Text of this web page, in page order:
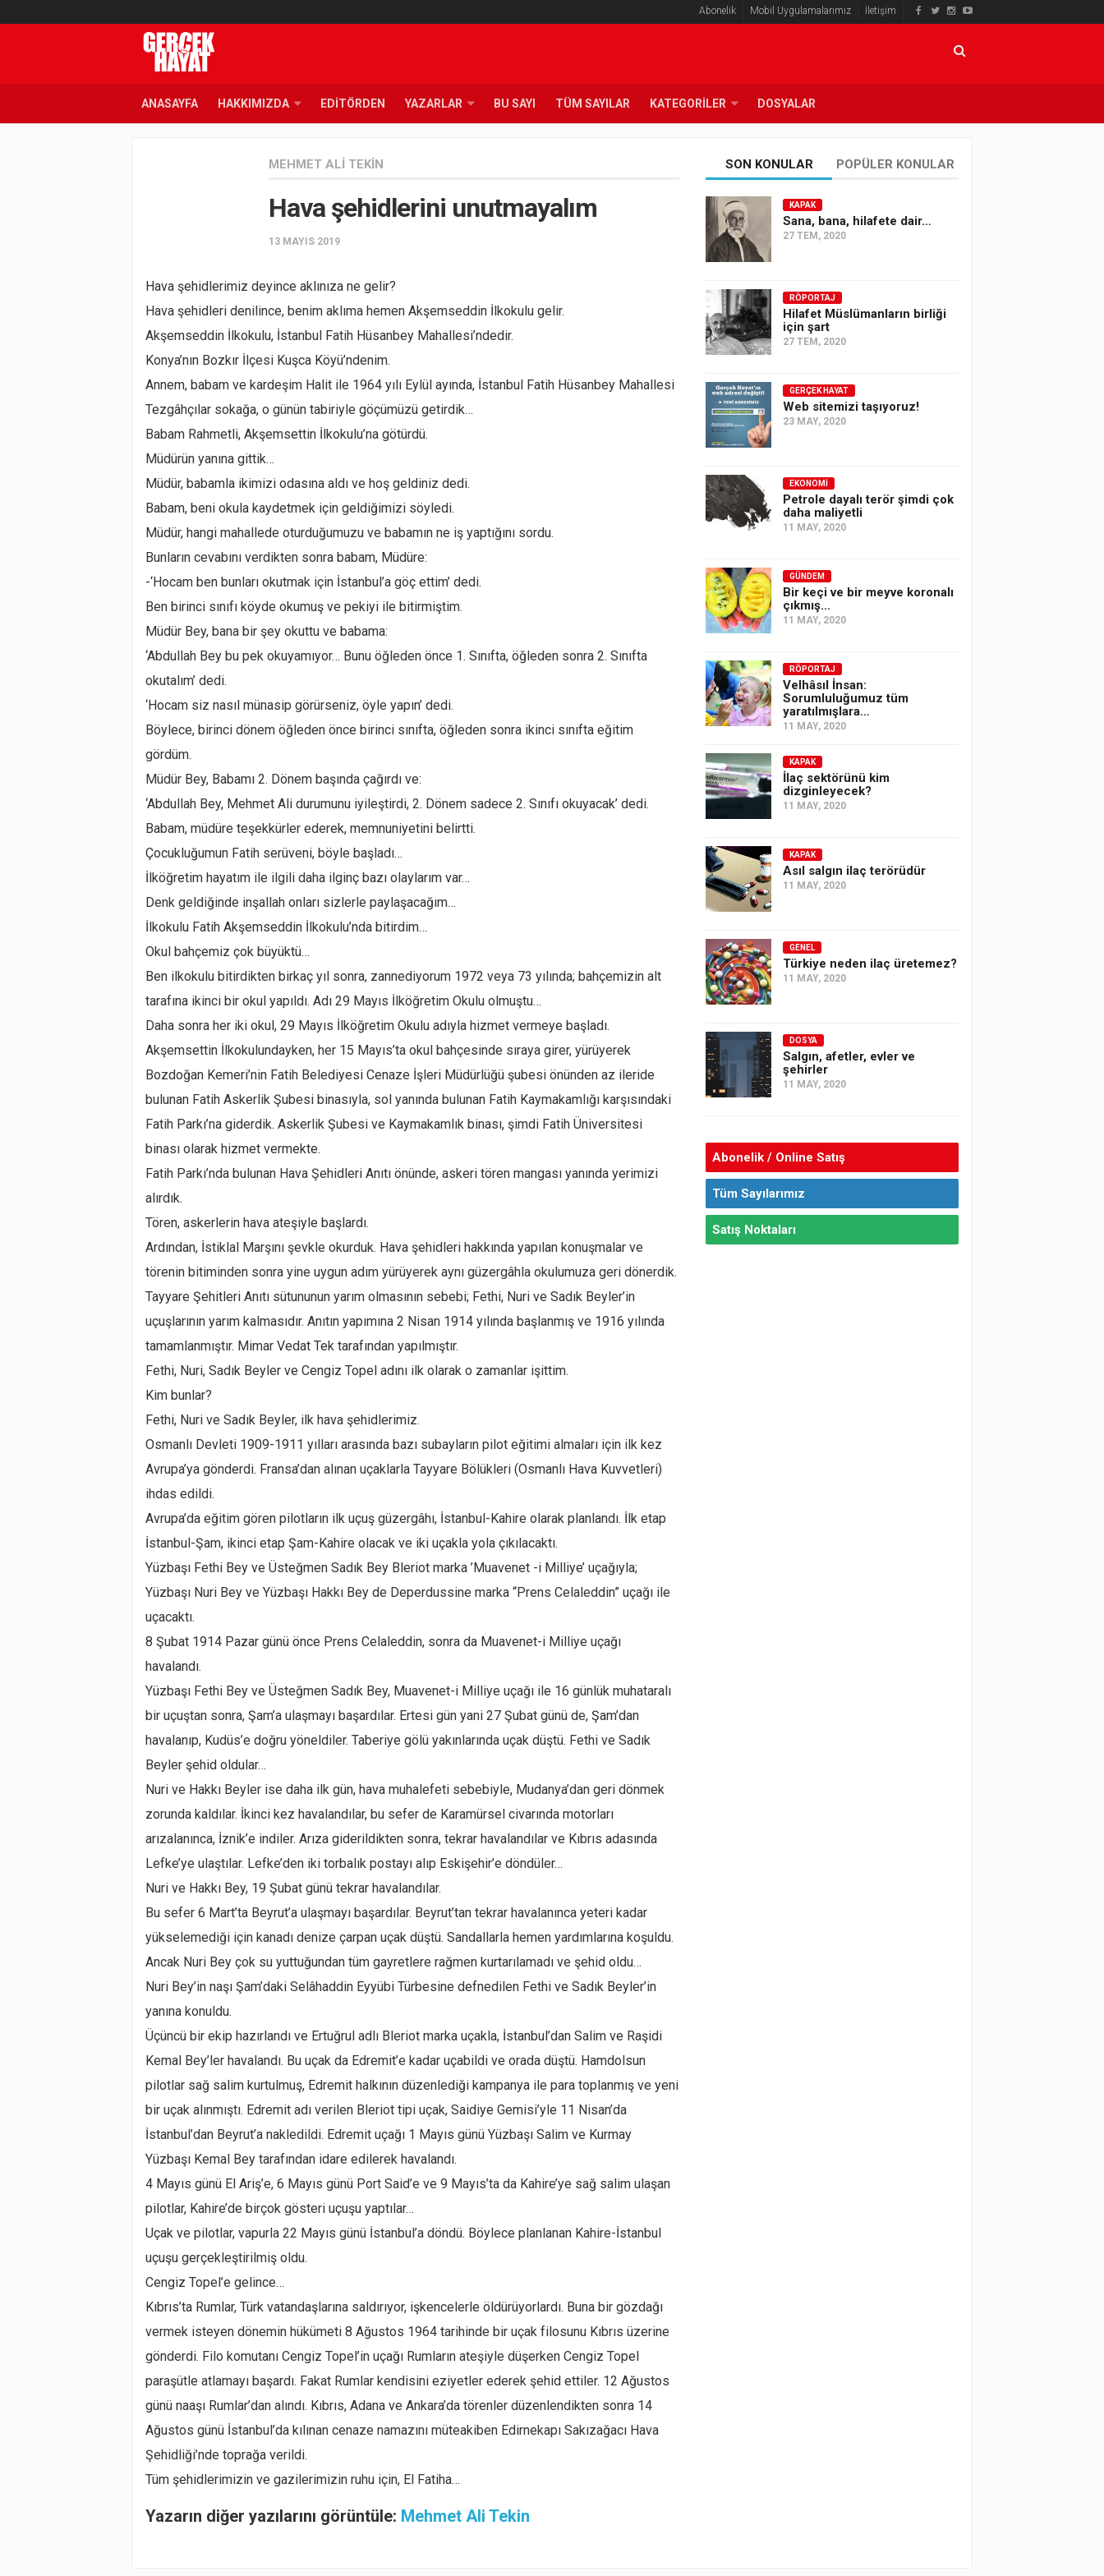
Abonelik Mobil Uygulamalarımız İletişim
ANASAYFA HAKKIMIZDA EDITÖRDEN YAZARLAR BU SAYI TÜM SAYILAR KATEGORILER DOSYALAR
MEHMET ALI TEKIN
Hava şehidlerini unutmayalım
13 MAYIS 2019
Hava şehidlerimiz deyince aklınıza ne gelir?
Hava şehidleri denilince, benim aklıma hemen Akşemseddin İlkokulu gelir.
Akşemseddin İlkokulu, İstanbul Fatih Hüsanbey Mahallesi’ndedir.
Konya’nın Bozkır İlçesi Kuşca Köyü’ndenim.
Annem, babam ve kardeşim Halit ile 1964 yılı Eylül ayında, İstanbul Fatih Hüsanbey Mahallesi
Tezgâhçılar sokağa, o günün tabiriyle göçümüzü getirdik…
Babam Rahmetli, Akşemsettin İlkokulu’na götürdü.
Müdürün yanına gittik…
Müdür, babamla ikimizi odasına aldı ve hoş geldiniz dedi.
Babam, beni okula kaydetmek için geldiğimizi söyledi.
Müdür, hangi mahallede oturduğumuzu ve babamın ne iş yaptığını sordu.
Bunların cevabını verdikten sonra babam, Müdüre:
-‘Hocam ben bunları okutmak için İstanbul’a göç ettim’ dedi.
Ben birinci sınıfı köyde okumuş ve pekiyi ile bitirmiştim.
Müdür Bey, bana bir şey okuttu ve babama:
‘Abdullah Bey bu pek okuyamıyor… Bunu öğleden önce 1. Sınıfta, öğleden sonra 2. Sınıfta
okutalım’ dedi.
‘Hocam siz nasıl münasip görürseniz, öyle yapın’ dedi.
Böylece, birinci dönem öğleden önce birinci sınıfta, öğleden sonra ikinci sınıfta eğitim
gördüm.
Müdür Bey, Babamı 2. Dönem başında çağırdı ve:
‘Abdullah Bey, Mehmet Ali durumunu iyileştirdi, 2. Dönem sadece 2. Sınıfı okuyacak’ dedi.
Babam, müdüre teşekkürler ederek, memnuniyetini belirtti.
Çocukluğumun Fatih serüveni, böyle başladı…
İlköğretim hayatım ile ilgili daha ilginç bazı olaylarım var…
Denk geldiğinde inşallah onları sizlerle paylaşacağım…
İlkokulu Fatih Akşemseddin İlkokulu’nda bitirdim…
Okul bahçemiz çok büyüktü…
Ben ilkokulu bitirdikten birkaç yıl sonra, zannediyorum 1972 veya 73 yılında; bahçemizin alt
tarafına ikinci bir okul yapıldı. Adı 29 Mayıs İlköğretim Okulu olmuştu…
Daha sonra her iki okul, 29 Mayıs İlköğretim Okulu adıyla hizmet vermeye başladı.
Akşemsettin İlkokulundayken, her 15 Mayıs’ta okul bahçesinde sıraya girer, yürüyerek
Bozdoğan Kemeri’nin Fatih Belediyesi Cenaze İşleri Müdürlüğü şubesi önünden az ileride
bulunan Fatih Askerlik Şubesi binasıyla, sol yanında bulunan Fatih Kaymakamlığı karşısındaki
Fatih Parkı’na giderdik. Askerlik Şubesi ve Kaymakamlık binası, şimdi Fatih Üniversitesi
binası olarak hizmet vermekte.
Fatih Parkı’nda bulunan Hava Şehidleri Anıtı önünde, askeri tören mangası yanında yerimizi
alırdık.
Tören, askerlerin hava ateşiyle başlardı.
Ardından, İstiklal Marşını şevkle okurduk. Hava şehidleri hakkında yapılan konuşmalar ve
törenin bitiminden sonra yine uygun adım yürüyerek aynı güzergâhla okulumuza geri dönerdik.
Tayyare Şehitleri Anıtı sütununun yarım olmasının sebebi; Fethi, Nuri ve Sadık Beyler’in
uçuşlarının yarım kalmasıdır. Anıtın yapımına 2 Nisan 1914 yılında başlanmış ve 1916 yılında
tamamlanmıştır. Mimar Vedat Tek tarafından yapılmıştır.
Fethi, Nuri, Sadık Beyler ve Cengiz Topel adını ilk olarak o zamanlar işittim.
Kim bunlar?
Fethi, Nuri ve Sadık Beyler, ilk hava şehidlerimiz.
Osmanlı Devleti 1909-1911 yılları arasında bazı subayların pilot eğitimi almaları için ilk kez
Avrupa’ya gönderdi. Fransa’dan alınan uçaklarla Tayyare Bölükleri (Osmanlı Hava Kuvvetleri)
ihdas edildi.
Avrupa’da eğitim gören pilotların ilk uçuş güzergâhı, İstanbul-Kahire olarak planlandı. İlk etap
İstanbul-Şam, ikinci etap Şam-Kahire olacak ve iki uçakla yola çıkılacaktı.
Yüzbaşı Fethi Bey ve Üsteğmen Sadık Bey Bleriot marka ’Muavenet -i Milliye’ uçağıyla;
Yüzbaşı Nuri Bey ve Yüzbaşı Hakkı Bey de Deperdussine marka “Prens Celaleddin” uçağı ile
uçacaktı.
8 Şubat 1914 Pazar günü önce Prens Celaleddin, sonra da Muavenet-i Milliye uçağı
havalandı.
Yüzbaşı Fethi Bey ve Üsteğmen Sadık Bey, Muavenet-i Milliye uçağı ile 16 günlük muhataralı
bir uçuştan sonra, Şam’a ulaşmayı başardılar. Ertesi gün yani 27 Şubat günü de, Şam’dan
havalanıp, Kudüs’e doğru yöneldiler. Taberiye gölü yakınlarında uçak düştü. Fethi ve Sadık
Beyler şehid oldular…
Nuri ve Hakkı Beyler ise daha ilk gün, hava muhalefeti sebebiyle, Mudanya’dan geri dönmek
zorunda kaldılar. İkinci kez havalandılar, bu sefer de Karamürsel civarında motorları
arızalanınca, İznik’e indiler. Arıza giderildikten sonra, tekrar havalandılar ve Kıbrıs adasında
Lefke’ye ulaştılar. Lefke’den iki torbalık postayı alıp Eskişehir’e döndüler…
Nuri ve Hakkı Bey, 19 Şubat günü tekrar havalandılar.
Bu sefer 6 Mart’ta Beyrut’a ulaşmayı başardılar. Beyrut’tan tekrar havalanınca yeteri kadar
yükselemediği için kanadı denize çarpan uçak düştü. Sandallarla hemen yardımlarına koşuldu.
Ancak Nuri Bey çok su yuttuğundan tüm gayretlere rağmen kurtarılamadı ve şehid oldu…
Nuri Bey’in naşı Şam’daki Selâhaddin Eyyübi Türbesine defnedilen Fethi ve Sadık Beyler’in
yanına konuldu.
Üçüncü bir ekip hazırlandı ve Ertuğrul adlı Bleriot marka uçakla, İstanbul’dan Salim ve Raşidi
Kemal Bey’ler havalandı. Bu uçak da Edremit’e kadar uçabildi ve orada düştü. Hamdolsun
pilotlar sağ salim kurtulmuş, Edremit halkının düzenlediği kampanya ile para toplanmış ve yeni
bir uçak alınmıştı. Edremit adı verilen Bleriot tipi uçak, Saidiye Gemisi’yle 11 Nisan’da
İstanbul’dan Beyrut’a nakledildi. Edremit uçağı 1 Mayıs günü Yüzbaşı Salim ve Kurmay
Yüzbaşı Kemal Bey tarafından idare edilerek havalandı.
4 Mayıs günü El Ariş’e, 6 Mayıs günü Port Said’e ve 9 Mayıs’ta da Kahire’ye sağ salim ulaşan
pilotlar, Kahire’de birçok gösteri uçuşu yaptılar…
Uçak ve pilotlar, vapurla 22 Mayıs günü İstanbul’a döndü. Böylece planlanan Kahire-İstanbul
uçuşu gerçekleştirilmiş oldu.
Cengiz Topel’e gelince…
Kıbrıs’ta Rumlar, Türk vatandaşlarına saldırıyor, işkencelerle öldürüyorlardı. Buna bir gözdağı
vermek isteyen dönemin hükümeti 8 Ağustos 1964 tarihinde bir uçak filosunu Kıbrıs üzerine
gönderdi. Filo komutanı Cengiz Topel’in uçağı Rumların ateşiyle düşerken Cengiz Topel
paraşütle atlamayı başardı. Fakat Rumlar kendisini eziyetler ederek şehid ettiler. 12 Ağustos
günü naaşı Rumlar’dan alındı. Kıbrıs, Adana ve Ankara’da törenler düzenlendikten sonra 14
Ağustos günü İstanbul’da kılınan cenaze namazını müteakiben Edirnekapı Sakızağacı Hava
Şehidliği’nde toprağa verildi.
Tüm şehidlerimizin ve gazilerimizin ruhu için, El Fatiha…
Yazarın diğer yazılarını görüntüle: Mehmet Ali Tekin
SON KONULAR POPÜLER KONULAR
KAPAK
Sana, bana, hilafete dair…
27 TEM, 2020
RÖPORTAJ
Hilafet Müslümanların birliği
için şart
27 TEM, 2020
GERÇEK HAYAT
Web sitemizi taşıyoruz!
23 MAY, 2020
EKONOMI
Petrole dayalı terör şimdi çok
daha maliyetli
11 MAY, 2020
GÜNDEM
Bir keçi ve bir meyve koronalı
çıkmış…
11 MAY, 2020
RÖPORTAJ
Velhâsıl İnsan:
Sorumluluğumuz tüm
yaratılmışlara…
11 MAY, 2020
KAPAK
İlaç sektörünü kim
dizginleyecek?
11 MAY, 2020
KAPAK
Asıl salgın ilaç terörüdür
11 MAY, 2020
GENEL
Türkiye neden ilaç üretemez?
11 MAY, 2020
DOSYA
Salgın, afetler, evler ve
şehirler
11 MAY, 2020
Abonelik / Online Satış
Tüm Sayılarımız
Satış Noktaları